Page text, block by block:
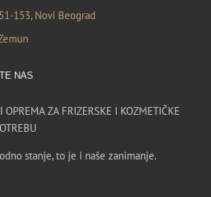
153, Novi Beograd
NAS
OPREMA ZA FRIZERSKE I KOZMETIČKE
stanje, to je i naše zanimanje.